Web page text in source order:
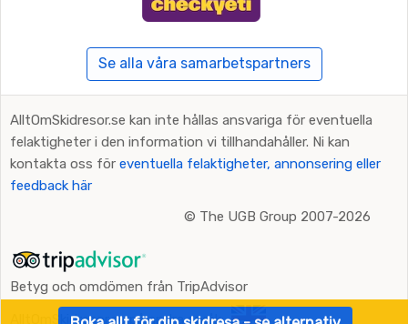
Se alla våra samarbetspartners
AlltOmSkidresor.se kan inte hållas ansvariga för eventuella
felaktigheter i den information vi tillhandahåller. Ni kan
kontakta oss för eventuella felaktigheter, annonsering eller
feedback här
© The UGB Group 2007-2026
Betyg och omdömen från TripAdvisor
AlltOmSkidresor.se på andra språk: